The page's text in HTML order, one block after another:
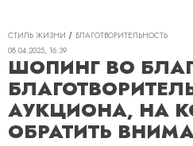
СТИЛЬ ЖИЗНИ
БЛАГОТВОРИТЕЛЬНОСТЬ
08.04.2025, 16:39
ШОПИНГ ВО
АУКЦИОНА, НА
ОБРАТИТЬ